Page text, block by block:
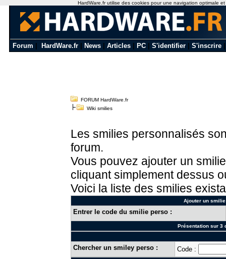
Forum HardWare.fr News Articles PC S'identifier S'inscrire
FORUM HardWare.fr
Wiki smilies
Les smilies personnalisés
forum.
Vous pouvez ajouter un
cliquant simplement dessus
Voici la liste des smilies
Ajouter un
Entrer le code du smilie perso :
Présentation sur 3
Chercher un smiley perso : Code :
HardWare.fr utilise des cookies pour une navigation optimale